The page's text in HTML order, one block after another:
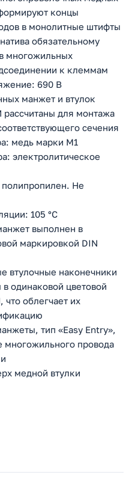
концы
в монолитные штифты
обязательному
многожильных
к клеммам
690 В
манжет и втулок
для монтажа
сечения
медь марки М1
электролитическое
Не
105 °C
выполнен в
маркировкой DIN
втулочные наконечники
одинаковой цветовой
что облегчает их
тип «Easy Entry»,
многожильного провода
медной втулки